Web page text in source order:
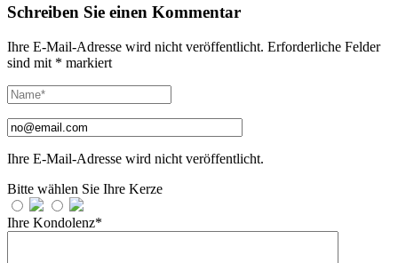
Schreiben Sie einen Kommentar
Ihre E-Mail-Adresse wird nicht veröffentlicht. Erforderliche Felder
sind mit * markiert
Ihre E-Mail-Adresse wird nicht veröffentlicht.
Bitte wählen Sie Ihre Kerze
Ihre Kondolenz*